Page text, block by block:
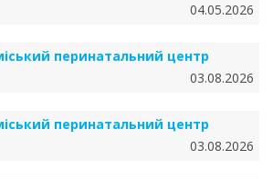
04.05.2026
перинатальний центр
03.08.2026
перинатальний центр
03.08.2026